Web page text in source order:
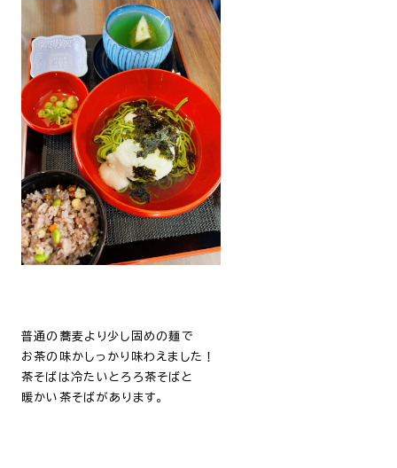
普通の蕎麦より少し固めの麺で
お茶の味かしっかり味わえました！
茶そばは冷たいとろろ茶そばと
暖かい茶そばがあります。